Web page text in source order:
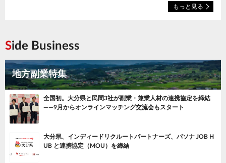
もっと見る
Side Business
地方副業特集
全国初。大分県と民間3社が副業・兼業人材の連携協定を締結
——9月からオンラインマッチング交流会もスタート
大分県、インディードリクルートパートナーズ、パソナ JOB H
UB と連携協定（MOU）を締結